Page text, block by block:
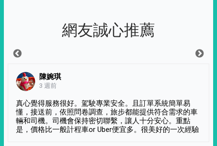
網友誠心推薦
陳婉琪
3 週前
真心覺得服務很好。駕駛專業安全。且訂單系統簡單易
懂，接送前，依照問卷調查，旅步都能提供符合需求的車
輛和司機。司機會保持密切聯繫，讓人十分安心。重點
是，價格比一般計程車or Uber便宜多。很美好的一次經驗